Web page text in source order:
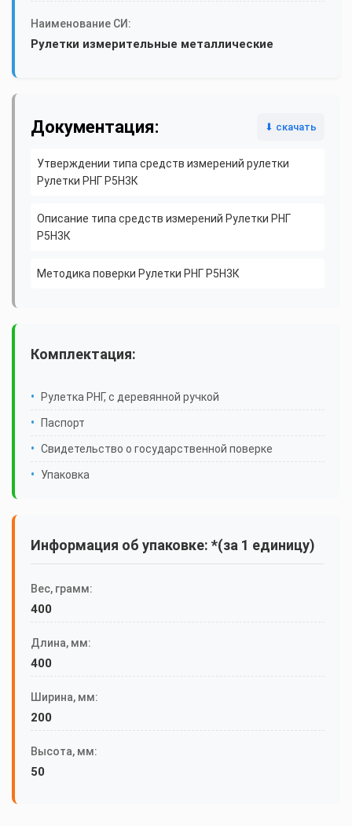
Наименование СИ:
Рулетки измерительные металлические
Документация: ⬇ скачать
Утверждении типа средств измерений рулетки
Рулетки РНГ Р5Н3К
Описание типа средств измерений Рулетки РНГ
Р5Н3К
Методика поверки Рулетки РНГ Р5Н3К
Комплектация:
Рулетка РНГ, с деревянной ручкой
Паспорт
Свидетельство о государственной поверке
Упаковка
Информация об упаковке: *(за 1 единицу)
Вес, грамм:
400
Длина, мм:
400
Ширина, мм:
200
Высота, мм:
50